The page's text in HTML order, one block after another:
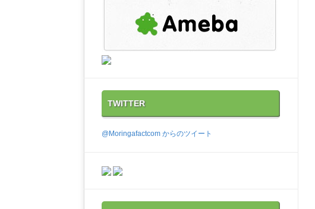
TWITTER
@Moringafactcom からのツイート